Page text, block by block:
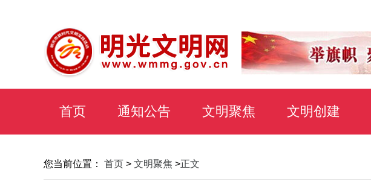
首页 通知公告 文明聚焦 文明创建
您当前位置： 首页 > 文明聚焦 >正文